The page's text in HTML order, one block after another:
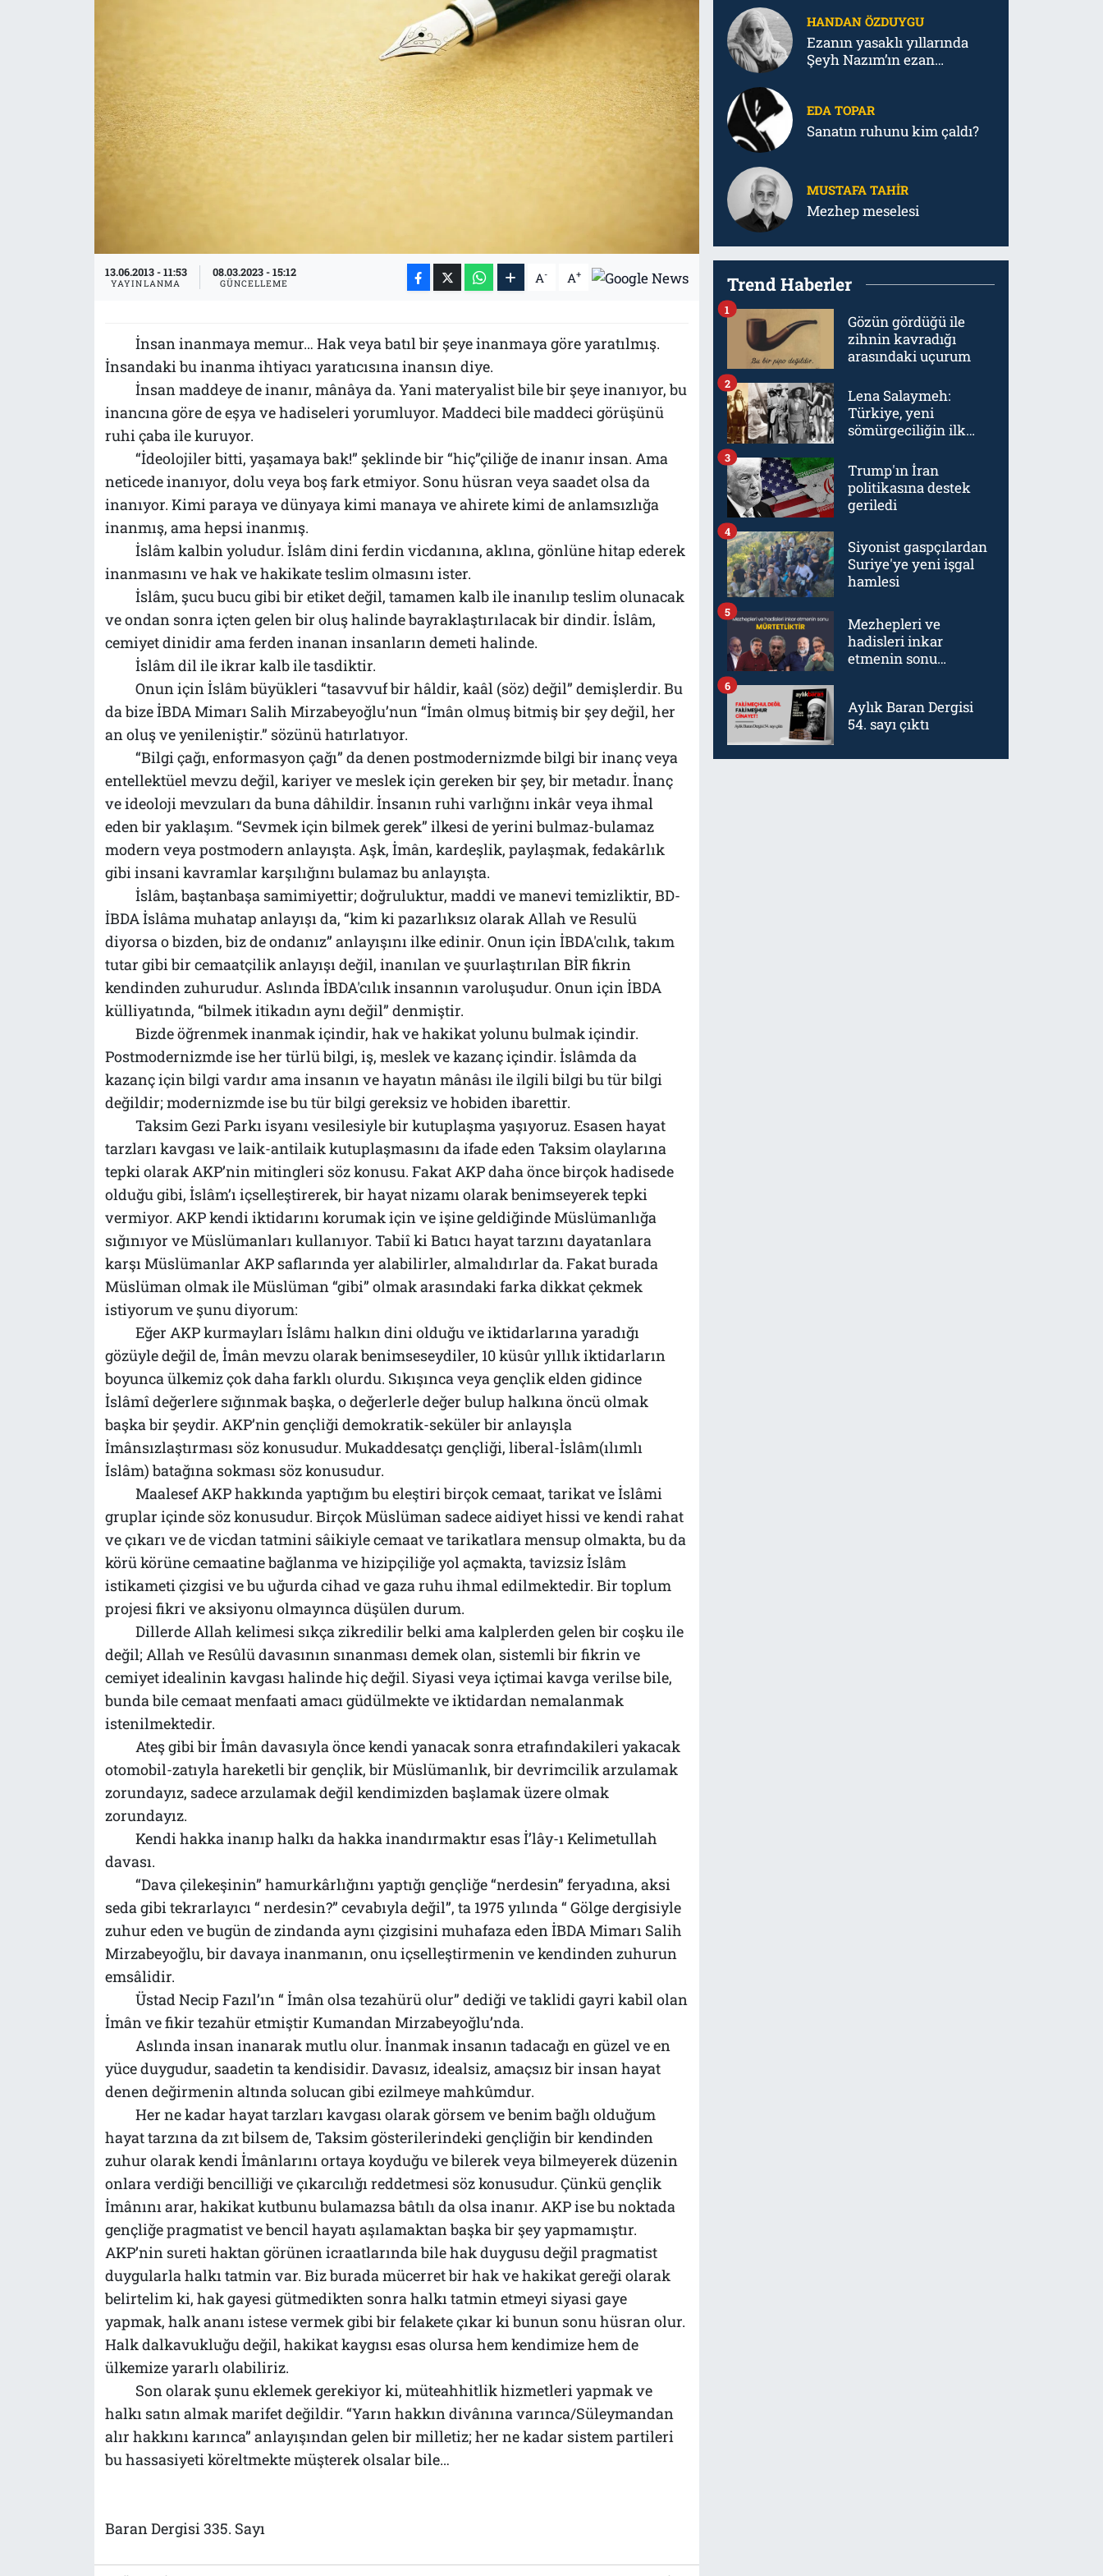
13.06.2013 - 11:53
YAYINLANMA
08.03.2023 - 15:12
GÜNCELLEME A- A+
İnsan inanmaya memur… Hak veya batıl bir şeye inanmaya göre yaratılmış.
İnsandaki bu inanma ihtiyacı yaratıcısına inansın diye.
İnsan maddeye de inanır, mânâya da. Yani materyalist bile bir şeye inanıyor, bu
inancına göre de eşya ve hadiseleri yorumluyor. Maddeci bile maddeci görüşünü
ruhi çaba ile kuruyor.
“İdeolojiler bitti, yaşamaya bak!” şeklinde bir “hiç”çiliğe de inanır insan. Ama
neticede inanıyor, dolu veya boş fark etmiyor. Sonu hüsran veya saadet olsa da
inanıyor. Kimi paraya ve dünyaya kimi manaya ve ahirete kimi de anlamsızlığa
inanmış, ama hepsi inanmış.
İslâm kalbin yoludur. İslâm dini ferdin vicdanına, aklına, gönlüne hitap ederek
inanmasını ve hak ve hakikate teslim olmasını ister.
İslâm, şucu bucu gibi bir etiket değil, tamamen kalb ile inanılıp teslim olunacak
ve ondan sonra içten gelen bir oluş halinde bayraklaştırılacak bir dindir. İslâm,
cemiyet dinidir ama ferden inanan insanların demeti halinde.
İslâm dil ile ikrar kalb ile tasdiktir.
Onun için İslâm büyükleri “tasavvuf bir hâldir, kaâl (söz) değil” demişlerdir. Bu
da bize İBDA Mimarı Salih Mirzabeyoğlu’nun “İmân olmuş bitmiş bir şey değil, her
an oluş ve yenileniştir.” sözünü hatırlatıyor.
“Bilgi çağı, enformasyon çağı” da denen postmodernizmde bilgi bir inanç veya
entellektüel mevzu değil, kariyer ve meslek için gereken bir şey, bir metadır. İnanç
ve ideoloji mevzuları da buna dâhildir. İnsanın ruhi varlığını inkâr veya ihmal
eden bir yaklaşım. “Sevmek için bilmek gerek” ilkesi de yerini bulmaz-bulamaz
modern veya postmodern anlayışta. Aşk, İmân, kardeşlik, paylaşmak, fedakârlık
gibi insani kavramlar karşılığını bulamaz bu anlayışta.
İslâm, baştanbaşa samimiyettir; doğruluktur, maddi ve manevi temizliktir, BD-
İBDA İslâma muhatap anlayışı da, “kim ki pazarlıksız olarak Allah ve Resulü
diyorsa o bizden, biz de ondanız” anlayışını ilke edinir. Onun için İBDA'cılık, takım
tutar gibi bir cemaatçilik anlayışı değil, inanılan ve şuurlaştırılan BİR fikrin
kendinden zuhurudur. Aslında İBDA'cılık insannın varoluşudur. Onun için İBDA
külliyatında, “bilmek itikadın aynı değil” denmiştir.
Bizde öğrenmek inanmak içindir, hak ve hakikat yolunu bulmak içindir.
Postmodernizmde ise her türlü bilgi, iş, meslek ve kazanç içindir. İslâmda da
kazanç için bilgi vardır ama insanın ve hayatın mânâsı ile ilgili bilgi bu tür bilgi
değildir; modernizmde ise bu tür bilgi gereksiz ve hobiden ibarettir.
Taksim Gezi Parkı isyanı vesilesiyle bir kutuplaşma yaşıyoruz. Esasen hayat
tarzları kavgası ve laik-antilaik kutuplaşmasını da ifade eden Taksim olaylarına
tepki olarak AKP’nin mitingleri söz konusu. Fakat AKP daha önce birçok hadisede
olduğu gibi, İslâm’ı içselleştirerek, bir hayat nizamı olarak benimseyerek tepki
vermiyor. AKP kendi iktidarını korumak için ve işine geldiğinde Müslümanlığa
sığınıyor ve Müslümanları kullanıyor. Tabiî ki Batıcı hayat tarzını dayatanlara
karşı Müslümanlar AKP saflarında yer alabilirler, almalıdırlar da. Fakat burada
Müslüman olmak ile Müslüman “gibi” olmak arasındaki farka dikkat çekmek
istiyorum ve şunu diyorum:
Eğer AKP kurmayları İslâmı halkın dini olduğu ve iktidarlarına yaradığı
gözüyle değil de, İmân mevzu olarak benimseseydiler, 10 küsûr yıllık iktidarların
boyunca ülkemiz çok daha farklı olurdu. Sıkışınca veya gençlik elden gidince
İslâmî değerlere sığınmak başka, o değerlerle değer bulup halkına öncü olmak
başka bir şeydir. AKP’nin gençliği demokratik-seküler bir anlayışla
İmânsızlaştırması söz konusudur. Mukaddesatçı gençliği, liberal-İslâm(ılımlı
İslâm) batağına sokması söz konusudur.
Maalesef AKP hakkında yaptığım bu eleştiri birçok cemaat, tarikat ve İslâmi
gruplar içinde söz konusudur. Birçok Müslüman sadece aidiyet hissi ve kendi rahat
ve çıkarı ve de vicdan tatmini sâikiyle cemaat ve tarikatlara mensup olmakta, bu da
körü körüne cemaatine bağlanma ve hizipçiliğe yol açmakta, tavizsiz İslâm
istikameti çizgisi ve bu uğurda cihad ve gaza ruhu ihmal edilmektedir. Bir toplum
projesi fikri ve aksiyonu olmayınca düşülen durum.
Dillerde Allah kelimesi sıkça zikredilir belki ama kalplerden gelen bir coşku ile
değil; Allah ve Resûlü davasının sınanması demek olan, sistemli bir fikrin ve
cemiyet idealinin kavgası halinde hiç değil. Siyasi veya içtimai kavga verilse bile,
bunda bile cemaat menfaati amacı güdülmekte ve iktidardan nemalanmak
istenilmektedir.
Ateş gibi bir İmân davasıyla önce kendi yanacak sonra etrafındakileri yakacak
otomobil-zatıyla hareketli bir gençlik, bir Müslümanlık, bir devrimcilik arzulamak
zorundayız, sadece arzulamak değil kendimizden başlamak üzere olmak
zorundayız.
Kendi hakka inanıp halkı da hakka inandırmaktır esas İ’lây-ı Kelimetullah
davası.
“Dava çilekeşinin” hamurkârlığını yaptığı gençliğe “nerdesin” feryadına, aksi
seda gibi tekrarlayıcı “ nerdesin?” cevabıyla değil”, ta 1975 yılında “ Gölge dergisiyle
zuhur eden ve bugün de zindanda aynı çizgisini muhafaza eden İBDA Mimarı Salih
Mirzabeyoğlu, bir davaya inanmanın, onu içselleştirmenin ve kendinden zuhurun
emsâlidir.
Üstad Necip Fazıl’ın “ İmân olsa tezahürü olur” dediği ve taklidi gayri kabil olan
İmân ve fikir tezahür etmiştir Kumandan Mirzabeyoğlu’nda.
Aslında insan inanarak mutlu olur. İnanmak insanın tadacağı en güzel ve en
yüce duygudur, saadetin ta kendisidir. Davasız, idealsiz, amaçsız bir insan hayat
denen değirmenin altında solucan gibi ezilmeye mahkûmdur.
Her ne kadar hayat tarzları kavgası olarak görsem ve benim bağlı olduğum
hayat tarzına da zıt bilsem de, Taksim gösterilerindeki gençliğin bir kendinden
zuhur olarak kendi İmânlarını ortaya koyduğu ve bilerek veya bilmeyerek düzenin
onlara verdiği bencilliği ve çıkarcılığı reddetmesi söz konusudur. Çünkü gençlik
İmânını arar, hakikat kutbunu bulamazsa bâtılı da olsa inanır. AKP ise bu noktada
gençliğe pragmatist ve bencil hayatı aşılamaktan başka bir şey yapmamıştır.
AKP’nin sureti haktan görünen icraatlarında bile hak duygusu değil pragmatist
duygularla halkı tatmin var. Biz burada mücerret bir hak ve hakikat gereği olarak
belirtelim ki, hak gayesi gütmedikten sonra halkı tatmin etmeyi siyasi gaye
yapmak, halk ananı istese vermek gibi bir felakete çıkar ki bunun sonu hüsran olur.
Halk dalkavukluğu değil, hakikat kaygısı esas olursa hem kendimize hem de
ülkemize yararlı olabiliriz.
Son olarak şunu eklemek gerekiyor ki, müteahhitlik hizmetleri yapmak ve
halkı satın almak marifet değildir. “Yarın hakkın divânına varınca/Süleymandan
alır hakkını karınca” anlayışından gelen bir milletiz; her ne kadar sistem partileri
bu hassasiyeti köreltmekte müşterek olsalar bile…
Baran Dergisi 335. Sayı
HANDAN ÖZDUYGU
Ezanın yasaklı yıllarında
Şeyh Nazım’ın ezan
EDA TOPAR
Sanatın ruhunu kim çaldı?
MUSTAFA TAHIR
Mezhep meselesi
Trend Haberler
Gözün gördüğü ile
zihnin kavradığı
arasındaki uçurum
1
Lena Salaymeh:
Türkiye, yeni
sömürgeciliğin ilk
2
Trump'ın İran
politikasına destek
geriledi
3
Siyonist gaspçılardan
Suriye'ye yeni işgal
hamlesi
4
Mezhepleri ve
hadisleri inkar
etmenin sonu
5
Aylık Baran Dergisi
54. sayı çıktı
6